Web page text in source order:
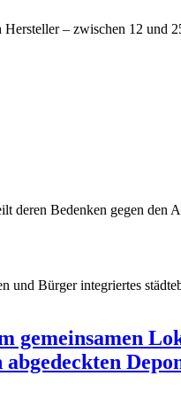
– zwischen 12 und
deren Bedenken gegen den
Bürger integriertes